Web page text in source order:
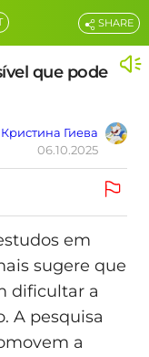
que pode
Кристина Гиева
06.10.2025
SHARE
em
sugere que
dificultar a
A pesquisa
a